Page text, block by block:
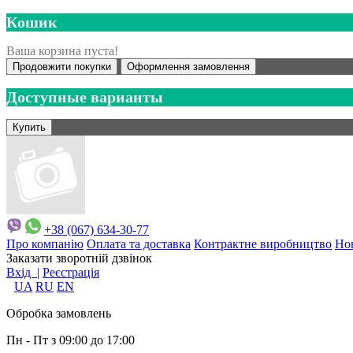
Кошик
Ваша корзина пуста!
Продовжити покупки Оформлення замовлення
Доступные варианты
+38 (067) 634-30-77
Про компанію Оплата та доставка Контрактне виробництво
Заказати зворотній дзвінок
Вхід | Реєстрація
UA RU EN
Обробка замовлень
Пн - Пт з 09:00 до 17:00